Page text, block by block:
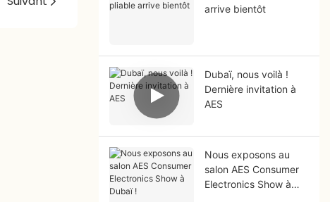
iPhone 18 !
arrive bientôt
Dubaï, nous voilà !
Dernière invitation à
AES
Nous exposons au
salon AES Consumer
Electronics Show à